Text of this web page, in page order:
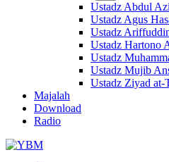
Ustadz Abdul
Ustadz Agus
Ustadz
Ustadz Hartono
Ustadz
Ustadz Mujib
Ustadz Ziyad
Majalah
Download
Radio